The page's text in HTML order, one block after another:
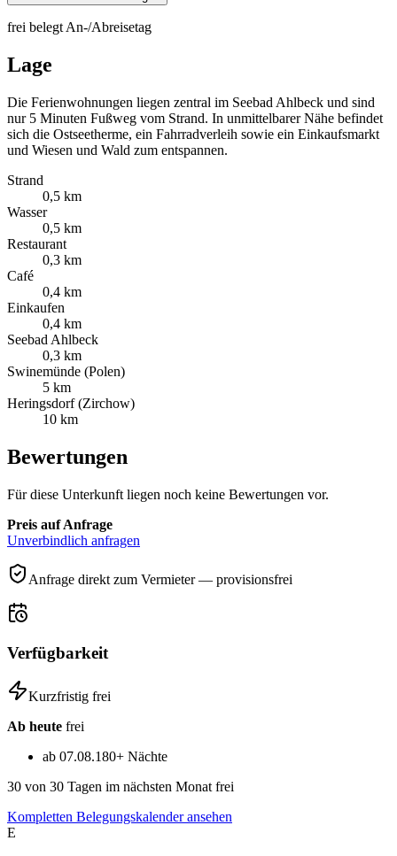
frei belegtAn-/Abreisetag
Lage
Die Ferienwohnungen liegen zentral im Seebad Ahlbeck und sind
nur 5 Minuten Fußweg vom Strand. In unmittelbarer Nähe befindet
sich die Ostseetherme, ein Fahrradverleih sowie ein Einkaufsmarkt
und Wiesen und Wald zum entspannen.
Strand
0,5 km
Wasser
0,5 km
Restaurant
0,3 km
Café
0,4 km
Einkaufen
0,4 km
Seebad Ahlbeck
0,3 km
Swinemünde (Polen)
5 km
Heringsdorf (Zirchow)
10 km
Bewertungen
Für diese Unterkunft liegen noch keine Bewertungen vor.
Preis auf Anfrage
Unverbindlich anfragen
Anfrage direkt zum Vermieter — provisionsfrei
Verfügbarkeit
Kurzfristig frei
Ab heute frei
ab 07.08.180+ Nächte
30 von 30 Tagen im nächsten Monat frei
Kompletten Belegungskalender ansehen
E